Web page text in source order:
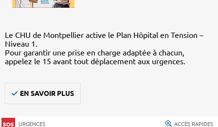
Le CHU de Montpellier active le Plan Hôpital en Tension –
Niveau 1.
Pour garantir une prise en charge adaptée à chacun,
appelez le 15 avant tout déplacement aux urgences.
EN SAVOIR PLUS
URGENCES ACCÈS RAPIDES